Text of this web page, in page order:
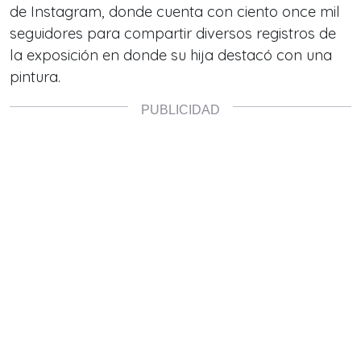
de Instagram, donde cuenta con ciento once mil
seguidores para compartir diversos registros de
la exposición en donde su hija destacó con una
pintura.